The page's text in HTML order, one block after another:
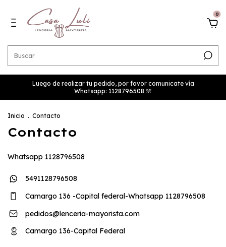
0
Luego de realizar tu pedido, por favor comunicate vía
Whatsapp: 1128796508 🌸
Inicio . Contacto
Contacto
Whatsapp 1128796508
5491128796508
Camargo 136 -Capital federal-Whatsapp 1128796508
pedidos@lenceria-mayorista.com
Camargo 136-Capital Federal